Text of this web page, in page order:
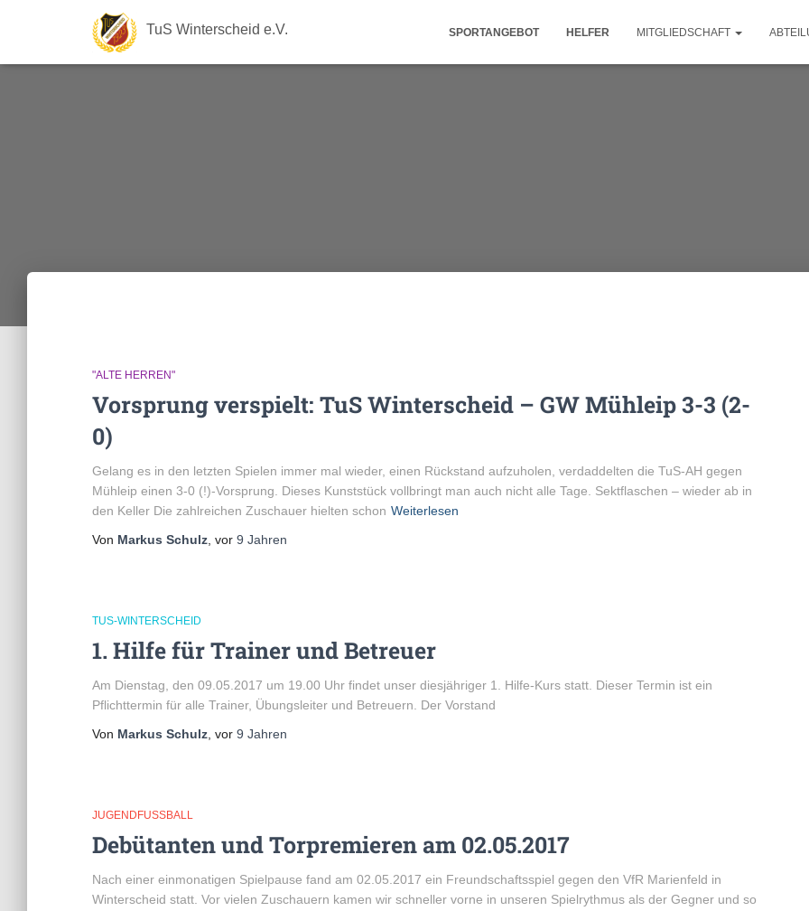
TuS Winterscheid e.V. SPORTANGEBOT HELFER MITGLIEDSCHAFT
"ALTE HERREN"
Vorsprung verspielt: TuS Winterscheid – GW Mühleip 3-3 (2-
0)
Gelang es in den letzten Spielen immer mal wieder, einen Rückstand aufzuholen, verdaddelten die TuS-AH gegen
Mühleip einen 3-0 (!)-Vorsprung. Dieses Kunststück vollbringt man auch nicht alle Tage. Sektflaschen – wieder ab in
den Keller Die zahlreichen Zuschauer hielten schon Weiterlesen
Von Markus Schulz , vor 9 Jahren
TUS-WINTERSCHEID
1. Hilfe für Trainer und Betreuer
Am Dienstag, den 09.05.2017 um 19.00 Uhr findet unser diesjähriger 1. Hilfe-Kurs statt. Dieser Termin ist ein
Pflichttermin für alle Trainer, Übungsleiter und Betreuern. Der Vorstand
Von Markus Schulz , vor 9 Jahren
JUGENDFUSSBALL
Debütanten und Torpremieren am 02.05.2017
Nach einer einmonatigen Spielpause fand am 02.05.2017 ein Freundschaftsspiel gegen den VfR Marienfeld in
Winterscheid statt. Vor vielen Zuschauern kamen wir schneller vorne in unseren Spielrythmus als der Gegner und so